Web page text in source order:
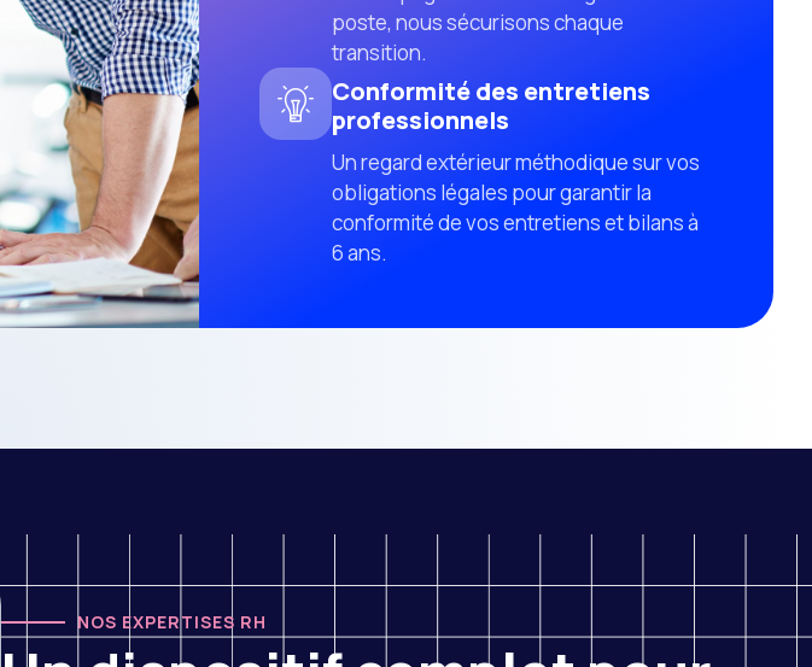
poste, nous sécurisons chaque
transition.
Conformité des entretiens
professionnels
Un regard extérieur méthodique sur vos
obligations légales pour garantir la
conformité de vos entretiens et bilans à
6 ans.
NOS EXPERTISES RH